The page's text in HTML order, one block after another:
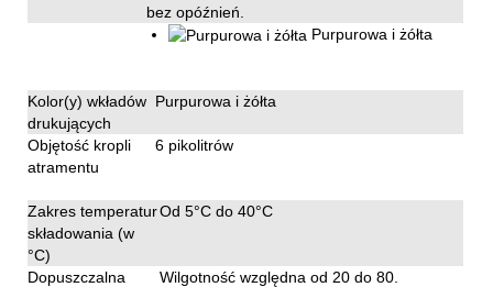
bez opóźnień.
Purpurowa i żółta
Kolor(y) wkładów
drukujących
Purpurowa i żółta
Objętość kropli
atramentu
6 pikolitrów
Zakres temperatur
składowania (w
°C)
Od 5°C do 40°C
Dopuszczalna
Wilgotność względna od 20 do 80.